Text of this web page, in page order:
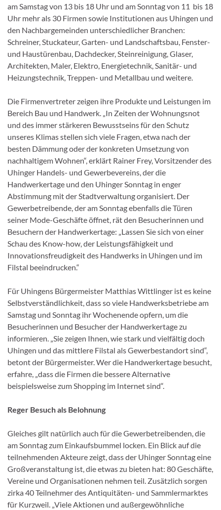
am Samstag von 13 bis 18 Uhr und am Sonntag von 11 bis 18
Uhr mehr als 30 Firmen sowie Institutionen aus Uhingen und
den Nachbargemeinden unterschiedlicher Branchen:
Schreiner, Stuckateur, Garten- und Landschaftsbau, Fenster-
und Haustürenbau, Dachdecker, Steinreinigung, Glaser,
Architekten, Maler, Elektro, Energietechnik, Sanitär- und
Heizungstechnik, Treppen- und Metallbau und weitere.
Die Firmenvertreter zeigen ihre Produkte und Leistungen im
Bereich Bau und Handwerk. „In Zeiten der Wohnungsnot
und des immer stärkeren Bewusstseins für den Schutz
unseres Klimas stellen sich viele Fragen, etwa nach der
besten Dämmung oder der konkreten Umsetzung von
nachhaltigem Wohnen“, erklärt Rainer Frey, Vorsitzender des
Uhinger Handels- und Gewerbevereins, der die
Handwerkertage und den Uhinger Sonntag in enger
Abstimmung mit der Stadtverwaltung organisiert. Der
Gewerbetreibende, der am Sonntag ebenfalls die Türen
seiner Mode-Geschäfte öffnet, rät den Besucherinnen und
Besuchern der Handwerkertage: „Lassen Sie sich von einer
Schau des Know-how, der Leistungsfähigkeit und
Innovationsfreudigkeit des Handwerks in Uhingen und im
Filstal beeindrucken.“
Für Uhingens Bürgermeister Matthias Wittlinger ist es keine
Selbstverständlichkeit, dass so viele Handwerksbetriebe am
Samstag und Sonntag ihr Wochenende opfern, um die
Besucherinnen und Besucher der Handwerkertage zu
informieren. „Sie zeigen Ihnen, wie stark und vielfältig doch
Uhingen und das mittlere Filstal als Gewerbestandort sind“,
betont der Bürgermeister. Wer die Handwerkertage besucht,
erfahre, „dass die Firmen die bessere Alternative
beispielsweise zum Shopping im Internet sind“.
Reger Besuch als Belohnung
Gleiches gilt natürlich auch für die Gewerbetreibenden, die
am Sonntag zum Einkaufsbummel locken. Ein Blick auf die
teilnehmenden Akteure zeigt, dass der Uhinger Sonntag eine
Großveranstaltung ist, die etwas zu bieten hat: 80 Geschäfte,
Vereine und Organisationen nehmen teil. Zusätzlich sorgen
zirka 40 Teilnehmer des Antiquitäten- und Sammlermarktes
für Kurzweil. „Viele Aktionen und außergewöhnliche